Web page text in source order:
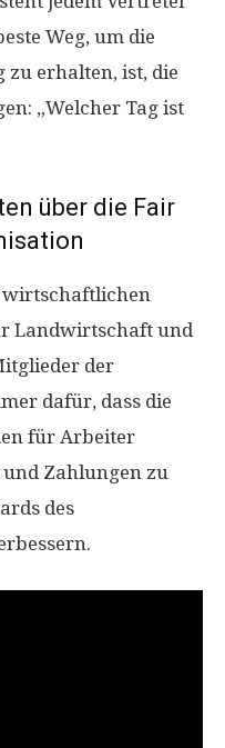
Weg, um die
erhalten, ist, die
„Welcher Tag ist
über die Fair
wirtschaftlichen
Landwirtschaft und
der
dafür, dass die
für Arbeiter
und Zahlungen zu
des